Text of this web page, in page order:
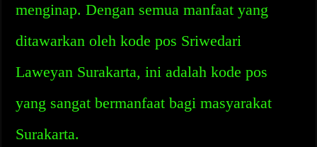
menginap. Dengan semua manfaat yang
ditawarkan oleh kode pos Sriwedari
Laweyan Surakarta, ini adalah kode pos
yang sangat bermanfaat bagi masyarakat
Surakarta.